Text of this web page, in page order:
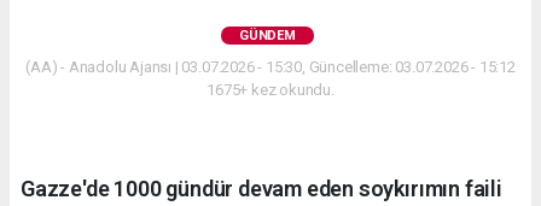
GÜNDEM
(AA) - Anadolu Ajansı | 03.07.2026 - 15:30, Güncelleme: 03.07.2026 - 15:12
1675+ kez okundu.
Gazze'de 1000 gündür devam eden soykırımın faili